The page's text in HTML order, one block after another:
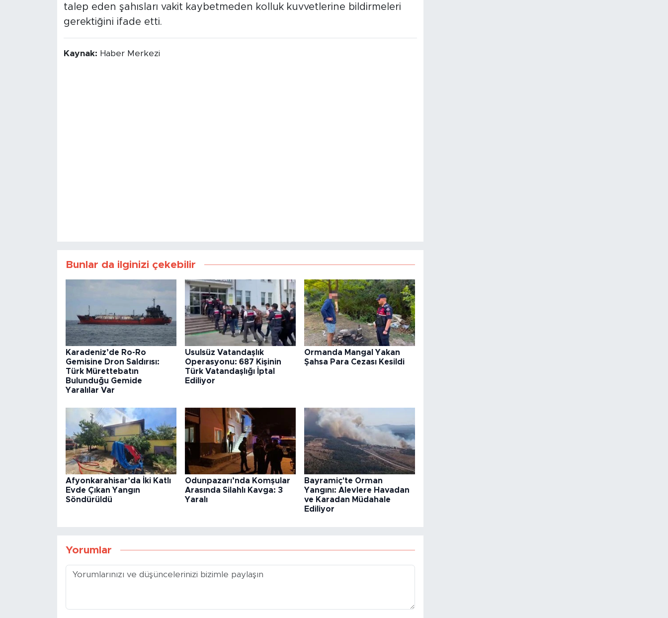
talep eden şahısları vakit kaybetmeden kolluk kuvvetlerine bildirmeleri
gerektiğini ifade etti.
Kaynak: Haber Merkezi
Bunlar da ilginizi çekebilir
Karadeniz’de Ro-Ro
Gemisine Dron Saldırısı:
Türk Mürettebatın
Bulunduğu Gemide
Yaralılar Var
Usulsüz Vatandaşlık
Operasyonu: 687 Kişinin
Türk Vatandaşlığı İptal
Ediliyor
Ormanda Mangal Yakan
Şahsa Para Cezası Kesildi
Afyonkarahisar’da İki Katlı
Evde Çıkan Yangın
Söndürüldü
Odunpazarı’nda Komşular
Arasında Silahlı Kavga: 3
Yaralı
Bayramiç'te Orman
Yangını: Alevlere Havadan
ve Karadan Müdahale
Ediliyor
Yorumlar